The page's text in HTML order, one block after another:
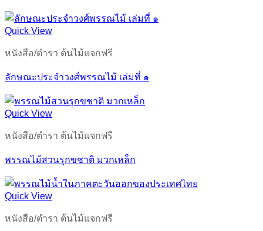
Quick View
หนังสือ/ตำรา ต้นไม้แจกฟรี
ลักษณะประจำวงศ์พรรณไม้ เล่มที่ ๑
Quick View
หนังสือ/ตำรา ต้นไม้แจกฟรี
พรรณไม้สวนรุกขชาติ มวกเหล็ก
Quick View
หนังสือ/ตำรา ต้นไม้แจกฟรี